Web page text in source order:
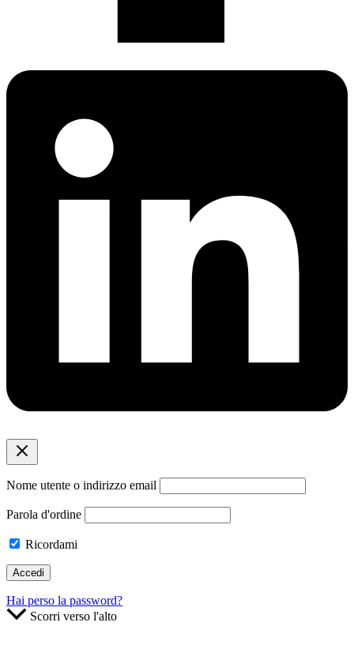
Nome utente o indirizzo email
Parola d'ordine
Ricordami
Hai perso la password?
Scorri verso l'alto